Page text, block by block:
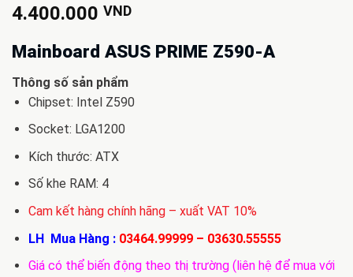
4.400.000 VND
Mainboard ASUS PRIME Z590-A
Thông số sản phẩm
Chipset: Intel Z590
Socket: LGA1200
Kích thước: ATX
Số khe RAM: 4
Cam kết hàng chính hãng – xuất VAT 10%
LH Mua Hàng : 03464.99999– 03630.55555
Giá có thể biến động theo thị trường (liên hệ để mua với